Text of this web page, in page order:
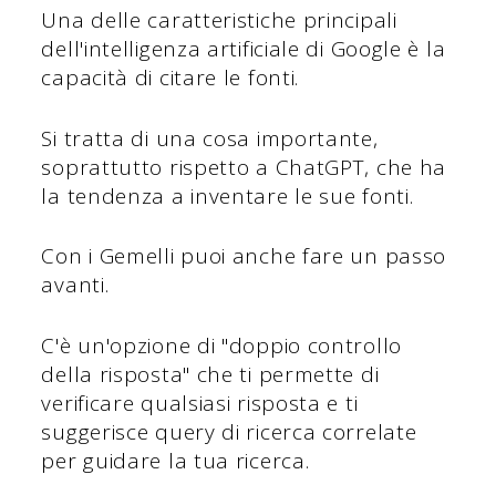
Una delle caratteristiche principali
dell'intelligenza artificiale di Google è la
capacità di citare le fonti.
Si tratta di una cosa importante,
soprattutto rispetto a ChatGPT, che ha
la tendenza a inventare le sue fonti.
Con i Gemelli puoi anche fare un passo
avanti.
C'è un'opzione di "doppio controllo
della risposta" che ti permette di
verificare qualsiasi risposta e ti
suggerisce query di ricerca correlate
per guidare la tua ricerca.